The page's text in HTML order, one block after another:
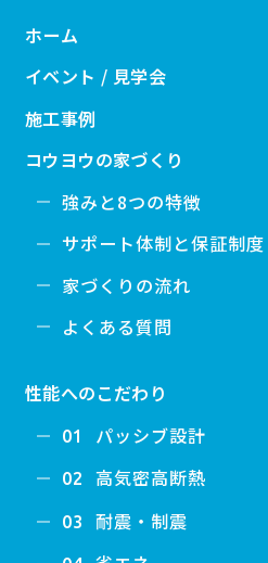
ホーム
イベント / 見学会
施工事例
コウヨウの家づくり
強みと8つの特徴
サポート体制と保証制度
家づくりの流れ
よくある質問
性能へのこだわり
01 パッシブ設計
02 高気密高断熱
03 耐震・制震